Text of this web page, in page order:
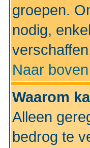
groepen.
nodig,
Naar boven
Waarom
Alleen
bedrog te